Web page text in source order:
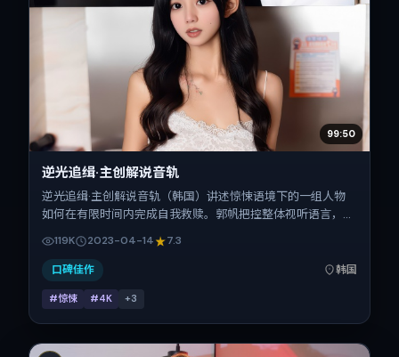
99:50
逆光追缉·主创解说音轨
逆光追缉·主创解说音轨（韩国）讲述惊悚语境下的一组人物
如何在有限时间内完成自我救赎。郭帆把控整体视听语言，宋
丰富。影片定于 2023-04-14 起陆续登陆院线与网络平台，
春季档公映，片长156分钟。
119K 2023-04-14 7.3
口碑佳作 韩国
#惊悚 #4K +3